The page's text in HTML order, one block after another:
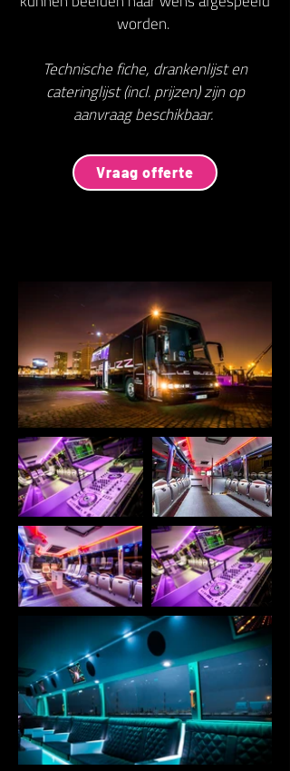
worden.
Technische fiche, drankenlijst en
cateringlijst (incl. prijzen) zijn op
aanvraag beschikbaar.
Vraag offerte